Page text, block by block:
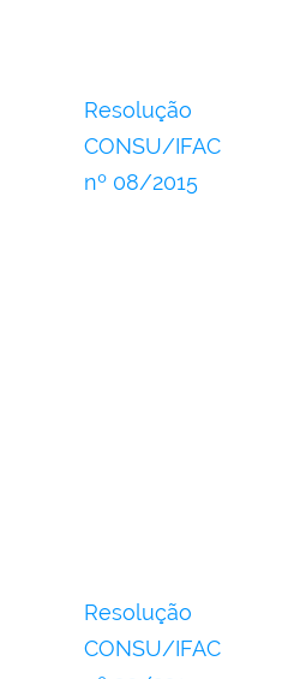
Resolução
CONSU/IFAC
nº 08/2015
Resolução
CONSU/IFAC